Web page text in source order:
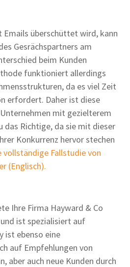
Emails überschüttet wird, kann
Gesrächspartners am
beim Kunden
funktioniert allerdings
da es viel Zeit
erfordert. Daher ist diese
mit gezielterem
das Richtige, da sie mit dieser
Konkurrenz hervor stechen
vollständige Fallstudie von
(Englisch).
Ihre Firma Hayward & Co
ist spezialisiert auf
ist ebenso eine
auf Empfehlungen von
aber auch neue Kunden durch